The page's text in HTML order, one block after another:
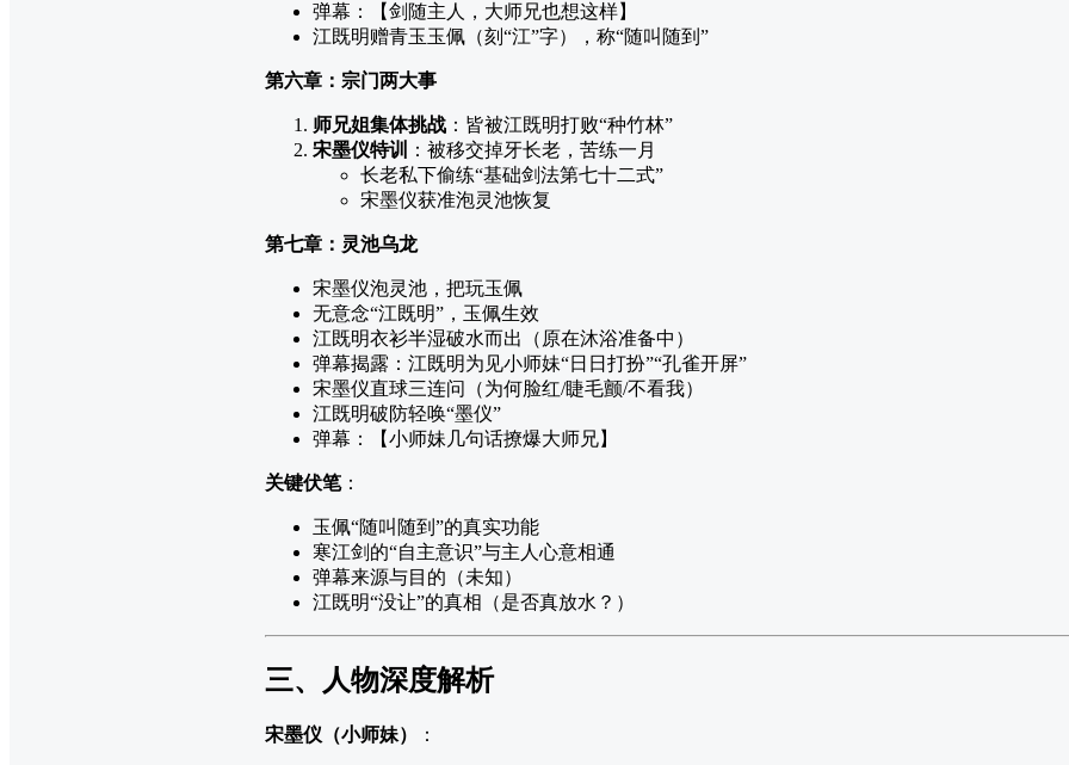
弹幕：【剑随主人，大师兄也想这样】
江既明赠青玉玉佩（刻“江”字），称“随叫随到”
第六章：宗门两大事
师兄姐集体挑战 ：皆被江既明打败“种竹林”
宋墨仪特训
：被移交掉牙长老，苦练一月
长老私下偷练“基础剑法第七十二式”
宋墨仪获准泡灵池恢复
第七章：灵池乌龙
宋墨仪泡灵池，把玩玉佩
无意念“江既明”，玉佩生效
江既明衣衫半湿破水而出（原在沐浴准备中）
弹幕揭露：江既明为见小师妹“日日打扮”“孔雀开屏”
宋墨仪直球三连问（为何脸红/睫毛颤/不看我）
江既明破防轻唤“墨仪”
弹幕：【小师妹几句话撩爆大师兄】
关键伏笔：
玉佩“随叫随到”的真实功能
寒江剑的“自主意识”与主人心意相通
弹幕来源与目的（未知）
江既明“没让”的真相（是否真放水？）
三、人物深度解析
宋墨仪（小师妹） ：